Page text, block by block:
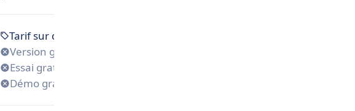
Tarif sur demande
Version gratuite
Essai gratuit
Démo gratuite